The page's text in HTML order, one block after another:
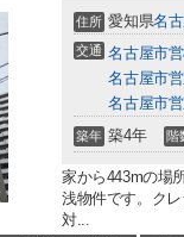
住所 愛知県名
交通 名古屋市
名古屋市
名古屋市
築年 築4年 階
家から443mの場
浅物件です。ク
対...